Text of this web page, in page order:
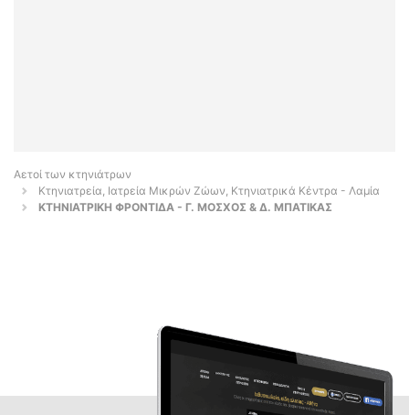
Αετοί των κτηνιάτρων
Κτηνιατρεία, Ιατρεία Μικρών Ζώων, Κτηνιατρικά Κέντρα - Λαμία
ΚΤΗΝΙΑΤΡΙΚΗ ΦΡΟΝΤΙΔΑ - Γ. ΜΟΣΧΟΣ & Δ. ΜΠΑΤΙΚΑΣ